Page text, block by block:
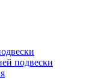
подвески